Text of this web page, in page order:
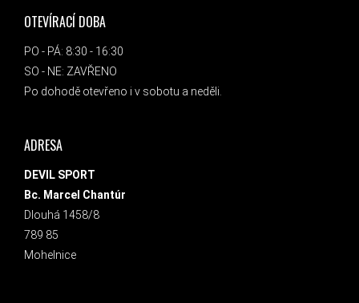
OTEVÍRACÍ DOBA
PO - PÁ: 8:30 - 16:30
SO - NE: ZAVŘENO
Po dohodě otevřeno i v sobotu a neděli.
ADRESA
DEVIL SPORT
Bc. Marcel Chantúr
Dlouhá 1458/8
789 85
Mohelnice